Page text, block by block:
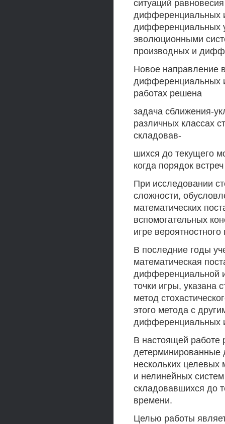
ситуаций
дифференциальных
дифференциальных
эволюционными
производных и
Новое направление
дифференциальных
работах решена
задача сближения-
различных классах
складовав-
шихся до текущего
когда порядок
При исследовании
сложности,
математических
вспомогательных
игре
В последние годы
математическая
дифференциальной
точки игры, указана
метод
этого метода с
дифференциальных
В настоящей работе
нескольких
и нелинейных
складовавшихся до
времени.
Целью работы